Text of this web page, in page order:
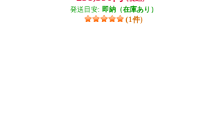
発送目安: 即納（在庫あり）
(1件)